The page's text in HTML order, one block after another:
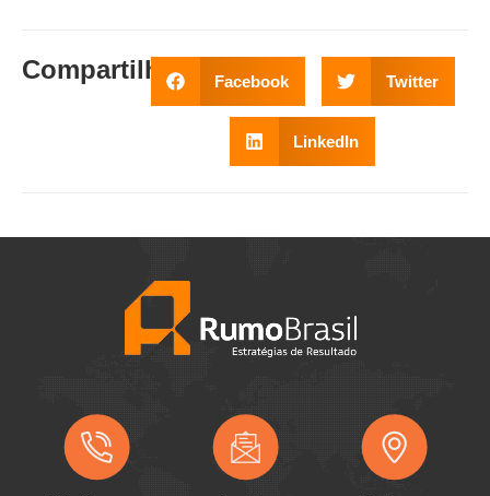
Compartilhe: Facebook Twitter
LinkedIn